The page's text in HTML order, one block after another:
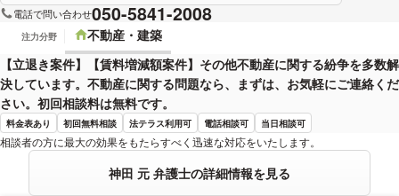
電話で問い合わせ050-5841-2008
注力分野
不動産・建築
【立退き案件】【賃料増減額案件】その他不動産に関する紛争を多数解
決しています。不動産に関する問題なら、まずは、お気軽にご連絡くだ
さい。初回相談料は無料です。
料金表あり 初回無料相談 法テラス利用可 電話相談可 当日相談可
相談者の方に最大の効果をもたらすべく迅速な対応をいたします。
神田 元 弁護士の詳細情報を見る